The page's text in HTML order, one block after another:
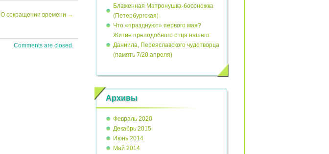
О сокращении времени →
Comments are closed.
Блаженная Матронушка-босоножка
(Петербургская)
Что «празднуют» первого мая?
Житие преподобного отца нашего
Даниила, Переяславского чудотворца
(память 7/20 апреля)
Архивы
Февраль 2020
Декабрь 2015
Июнь 2014
Май 2014